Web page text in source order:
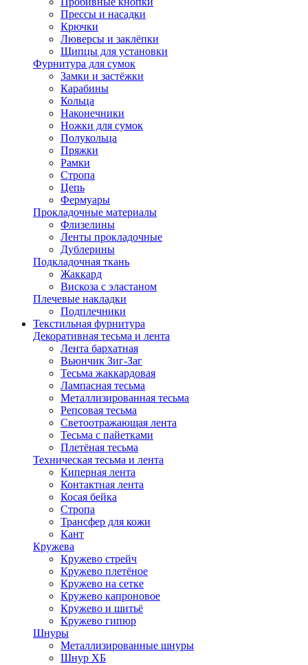
Прессы и насадки
Крючки
Люверсы и заклёпки
Щипцы для установки
Фурнитура для сумок
Замки и застёжки
Карабины
Кольца
Наконечники
Ножки для сумок
Полукольца
Пряжки
Рамки
Стропа
Цепь
Фермуары
Прокладочные материалы
Флизелины
Ленты прокладочные
Дублерины
Подкладочная ткань
Жаккард
Вискоза с эластаном
Плечевые накладки
Подплечники
Текстильная фурнитура
Декоративная тесьма и лента
Лента бархатная
Вьюнчик Зиг-Заг
Тесьма жаккардовая
Лампасная тесьма
Металлизированная тесьма
Репсовая тесьма
Светоотражающая лента
Тесьма с пайетками
Плетёная тесьма
Техническая тесьма и лента
Киперная лента
Контактная лента
Косая бейка
Стропа
Трансфер для кожи
Кант
Кружева
Кружево стрейч
Кружево плетёное
Кружево на сетке
Кружево капроновое
Кружево и шитьё
Кружево гипюр
Шнуры
Металлизированные шнуры
Шнур ХБ